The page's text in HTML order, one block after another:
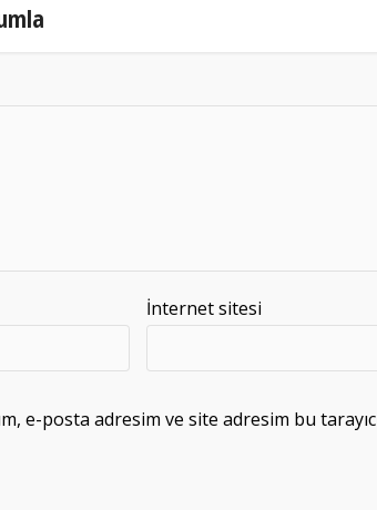
İnternet sitesi
e-posta adresim ve site adresim bu